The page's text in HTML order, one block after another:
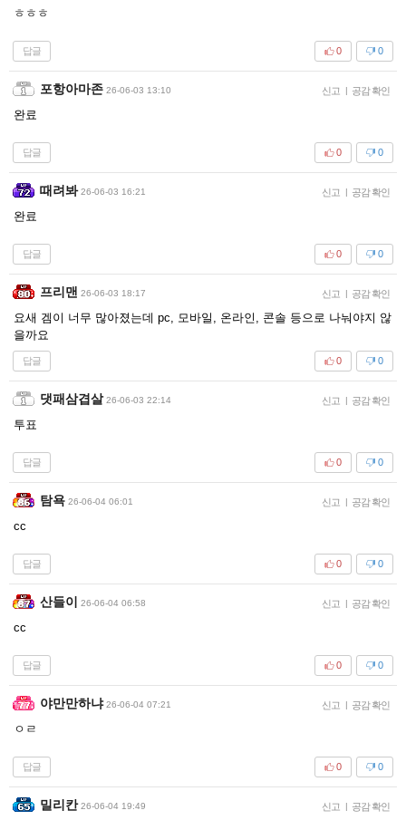
ㅎㅎㅎ
답글 0
0
포항아마존 26-06-03 13:10 신고 | 공감 확인
완료
답글 0
0
때려봐 26-06-03 16:21 신고 | 공감 확인
완료
답글 0
0
프리맨 26-06-03 18:17 신고 | 공감 확인
요새 겜이 너무 많아졌는데 pc, 모바일, 온라인, 콘솔 등으로 나눠야지 않
을까요
답글 0
0
댓패삼겹살 26-06-03 22:14 신고 | 공감 확인
투표
답글 0
0
탐욕 26-06-04 06:01 신고 | 공감 확인
cc
답글 0
0
산들이 26-06-04 06:58 신고 | 공감 확인
cc
답글 0
0
야만만하냐 26-06-04 07:21 신고 | 공감 확인
ㅇㄹ
답글 0
0
밀리칸 26-06-04 19:49 신고 | 공감 확인